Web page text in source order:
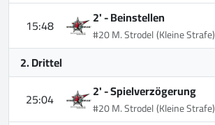
15:48 2' -Beinstellen
#20 M. Strodel(Kleine Strafe)
2. Drittel
25:04
2' -Spielverzögerung
#20 M. Strodel(Kleine Strafe)